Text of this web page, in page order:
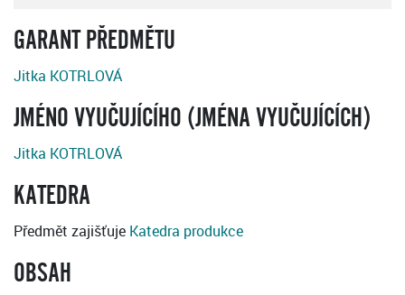
GARANT PŘEDMĚTU
Jitka KOTRLOVÁ
JMÉNO VYUČUJÍCÍHO (JMÉNA VYUČUJÍCÍCH)
Jitka KOTRLOVÁ
KATEDRA
Předmět zajišťuje Katedra produkce
OBSAH